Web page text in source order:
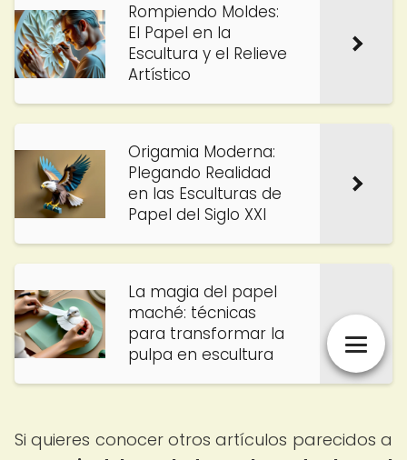
Rompiendo Moldes:
El Papel en la
Escultura y el Relieve
Artístico
Origamia Moderna:
Plegando Realidad
en las Esculturas de
Papel del Siglo XXI
La magia del papel
maché: técnicas
para transformar la
pulpa en escultura
Si quieres conocer otros artículos parecidos a